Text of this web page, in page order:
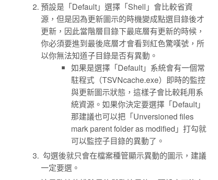
預設是「Default」選擇「Shell」會比較省資
源，但是因為更新圖示的時機變成點選目錄後才
更新，因此當階層目錄下最底層有更新的時候，
你必須要進到最後底層才會看到紅色驚嘆號，所
以你無法知道子目錄是否有異動。
如果是選擇「Default」系統會有一個常
駐程式（TSVNcache.exe）即時的監控
與更新圖示狀態，這樣子會比較耗用系
統資源。如果你決定要選擇「Default」
那建議也可以把「Unversioned files
mark parent folder as modified」打勾就
可以監控子目錄的異動了。
勾選後就只會在檔案種管顯示異動的圖示，建議
一定要選。